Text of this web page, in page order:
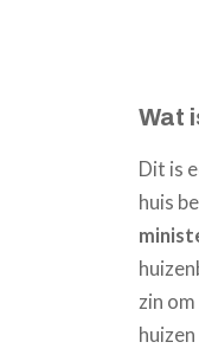
Wat
Dit is
huis
zin